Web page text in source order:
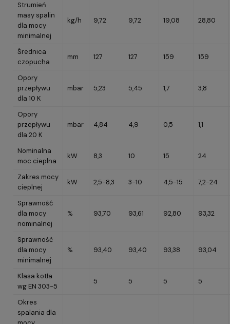
Strumień
masy spalin
dla mocy
minimalnej
kg/h 9,72 9,72 19,08 28,80
Średnica
czopucha
mm 127 127 159 159
Opory
przepływu
dla 10 K
mbar 5,23 5,45 1,7 3,8
Opory
przepływu
dla 20 K
mbar 4,84 4,9 0,5 1,1
Nominalna
moc cieplna
kW 8,3 10 15 24
Zakres mocy
cieplnej
kW 2,5-8,3 3-10 4,5-15 7,2-24
Sprawność
dla mocy
nominalnej
% 93,70 93,61 92,80 93,32
Sprawność
dla mocy
minimalnej
% 93,40 93,40 93,38 93,04
Klasa kotła
wg EN 303-5
5 5 5 5
Okres
spalania dla